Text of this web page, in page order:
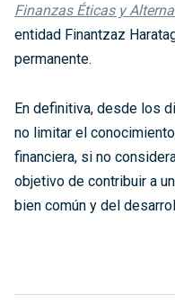
Finanzas Éticas y
entidad Finantzaz
permanente.
En definitiva, desde los
no limitar el
financiera, si no
objetivo de contribuir a
bien común y del